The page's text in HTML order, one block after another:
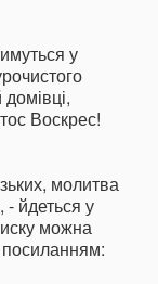
у
Воскрес!
молитва
- йдеться у
можна